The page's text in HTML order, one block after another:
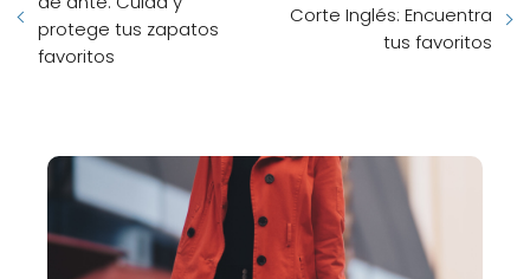
protege tus zapatos
favoritos
Corte Inglés: Encuentra
tus favoritos